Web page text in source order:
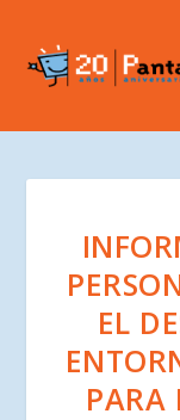
EL
PARA